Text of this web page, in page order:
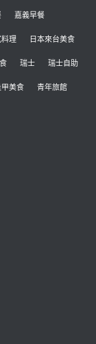
嘉義早餐
料理 日本來台美食
瑞士 瑞士自助
美食 青年旅館